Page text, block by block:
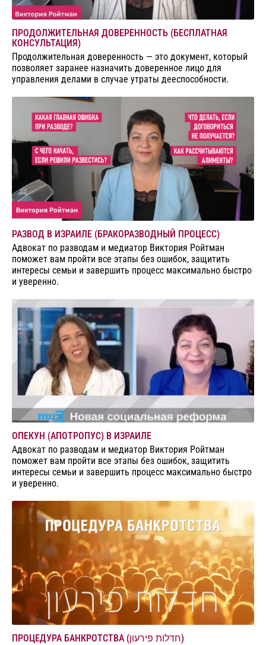
ПРОДОЛЖИТЕЛЬНАЯ ДОВЕРЕННОСТЬ (БЕСПЛАТНАЯ
КОНСУЛЬТАЦИЯ)
Продолжительная доверенность — это документ, который
позволяет заранее назначить доверенное лицо для
управления делами в случае утраты дееспособности.
РАЗВОД В ИЗРАИЛЕ (БРАКОРАЗВОДНЫЙ ПРОЦЕСС)
Адвокат по разводам и медиатор Виктория Ройтман
поможет вам пройти все этапы без ошибок, защитить
интересы семьи и завершить процесс максимально быстро
и уверенно.
ОПЕКУН (АПОТРОПУС) В ИЗРАИЛЕ
Адвокат по разводам и медиатор Виктория Ройтман
поможет вам пройти все этапы без ошибок, защитить
интересы семьи и завершить процесс максимально быстро
и уверенно.
ПРОЦЕДУРА БАНКРОТСТВА (חדלות פירעון)